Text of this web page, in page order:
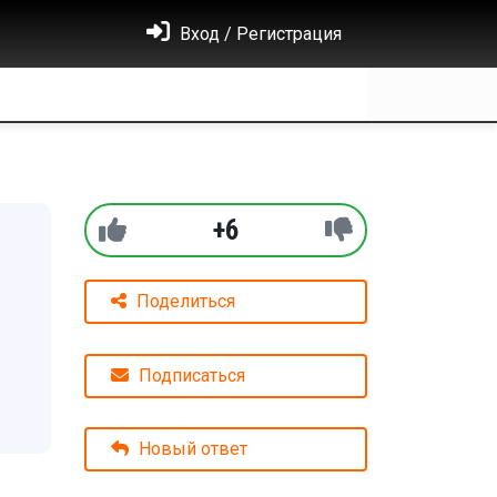
Вход / Регистрация
+6
Поделиться
Подписаться
Новый ответ